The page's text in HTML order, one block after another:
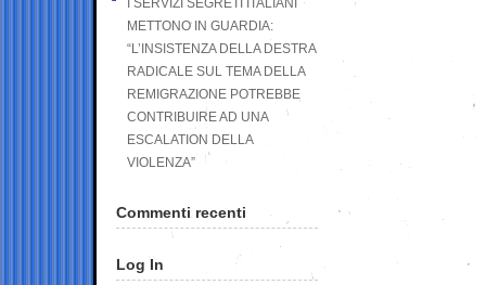
I SERVIZI SEGRETI ITALIANI
METTONO IN GUARDIA:
“L’INSISTENZA DELLA DESTRA
RADICALE SUL TEMA DELLA
REMIGRAZIONE POTREBBE
CONTRIBUIRE AD UNA
ESCALATION DELLA
VIOLENZA”
Commenti recenti
Log In